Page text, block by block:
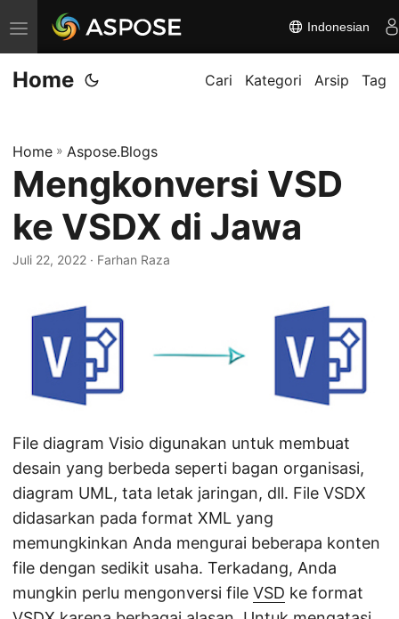
A
l
i
a
n
a
v
Indonesian
Home Cari Kategori Arsip Tag
Home » Aspose.Blogs
Mengkonversi VSD
ke VSDX di Jawa
Juli 22, 2022 · Farhan Raza
File diagram Visio digunakan untuk membuat
desain yang berbeda seperti bagan organisasi,
diagram UML, tata letak jaringan, dll. File VSDX
didasarkan pada format XML yang
memungkinkan Anda mengurai beberapa konten
file dengan sedikit usaha. Terkadang, Anda
mungkin perlu mengonversi file VSD ke format